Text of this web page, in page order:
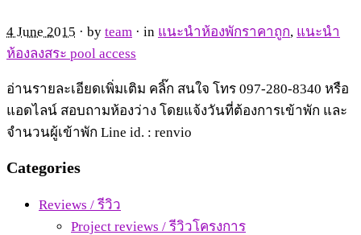
4 June 2015 · by team · in แนะนำห้องพักราคาถูก, แนะนำ
ห้องลงสระ pool access
อ่านรายละเอียดเพิ่มเติม คลิ๊ก สนใจ โทร 097-280-8340 หรือ
แอดไลน์ สอบถามห้องว่าง โดยแจ้งวันที่ต้องการเข้าพัก และ
จำนวนผู้เข้าพัก Line id. : renvio
Categories
Reviews / รีวิว
Project reviews / รีวิวโครงการ